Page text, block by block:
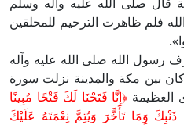
فلم ظاهرت الترحيم للمحلقين
رسول الله صلى الله عليه وآله
بين مكة والمدينة نزلت سورة
العظيمة ﴿إِنَّا فَتَحْنَا لَكَ فَتْحًا مُبِينًا
وَمَا تَأَخَّرَ وَيُتِمَّ نِعْمَتَهُ عَلَيْكَ